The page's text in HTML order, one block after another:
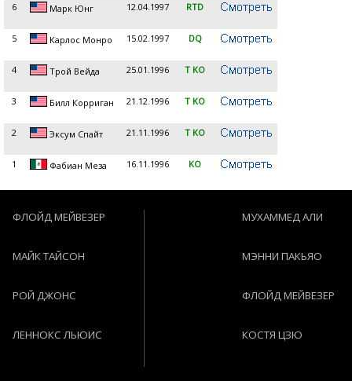
6 Марк Юнг 12.04.1997 RTD
5 Карлос Монро 15.02.1997 DQ
4 Трой Вейда 25.01.1996 T KO
3 Билл Корриган 21.12.1996 T KO
2 Эксум Спайт 21.11.1996 T KO
1 Фабиан Меза 16.11.1996 KO
ФЛОЙД МЕЙВЕЗЕР
МАЙК ТАЙСОН
РОЙ ДЖОНС
ЛЕННОКС ЛЬЮИС
МУХАММЕД АЛИ
МЭННИ ПАКЬЯО
ФЛОЙД МЕЙВЕЗЕР
КОСТЯ ЦЗЮ